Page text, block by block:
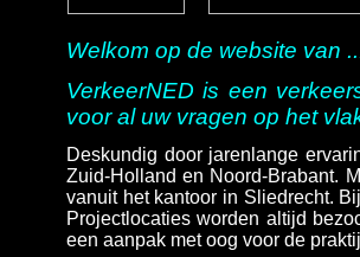
Welkom op de website van
VerkeerNED is een
voor al uw vragen op het
Deskundig door jarenlange
Zuid-Holland en Noord-Brabant.
vanuit het kantoor in Sliedrecht.
Projectlocaties worden altijd
een aanpak met oog voor de